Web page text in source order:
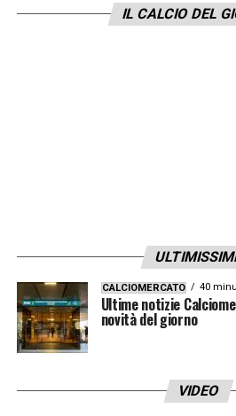
stagione.
IL CALCIO DEL
CALCIOMERCATO 40
Ultime notizie
novità del giorno
VIDEO